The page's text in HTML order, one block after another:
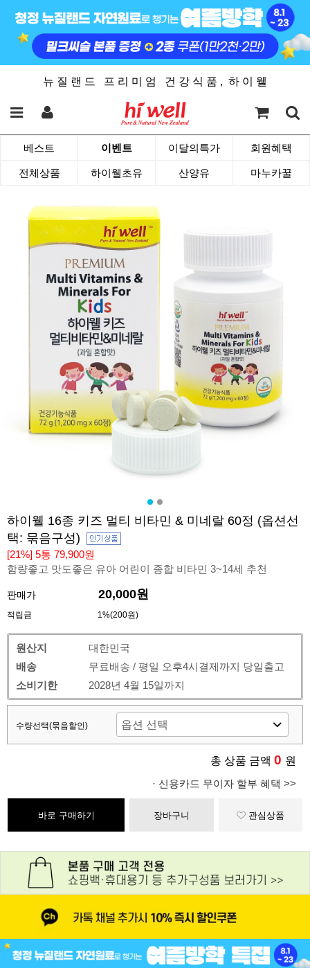
뉴 질 랜 드 프 리 미 엄 건 강 식 품 , 하 이 웰
베스트 이벤트 이달의특가 회원혜택
전체상품 하이웰초유 산양유 마누카꿀
하이웰 16종 키즈 멀티 비타민 & 미네랄 60정 (옵션선
택: 묶음구성)
[21%] 5통 79,900원
함량좋고 맛도좋은 유아 어린이 종합 비타민 3~14세 추천
판매가 20,000원
적립금 1%(200원)
원산지
대한민국
배송
무료배송 / 평일 오후4시결제까지 당일출고
소비기한
2028년 4월 15일까지
수량선택(묶음할인)
총 상품 금액 0 원
· 신용카드 무이자 할부 혜택 >>
바로 구매하기 장바구니 관심상품